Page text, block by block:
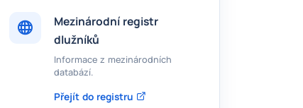
Mezinárodní registr
dlužníků
Informace z mezinárodních
databází.
Přejít do registru